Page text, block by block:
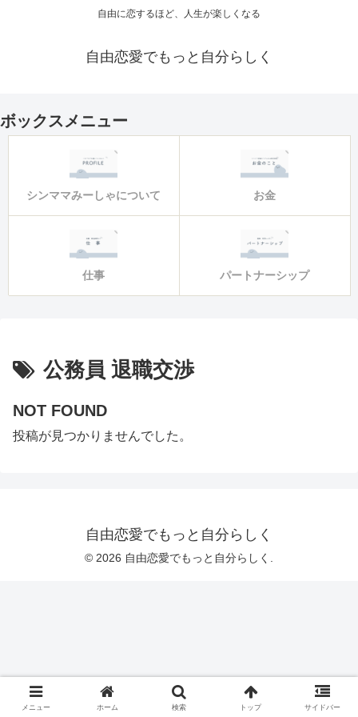
自由に恋するほど、人生が楽しくなる
自由恋愛でもっと自分らしく
ボックスメニュー
シンママみーしゃについて お金
仕事 パートナーシップ
公務員 退職交渉
NOT FOUND
投稿が見つかりませんでした。
自由恋愛でもっと自分らしく
© 2026 自由恋愛でもっと自分らしく.
メニュー ホーム 検索 トップ サイドバー